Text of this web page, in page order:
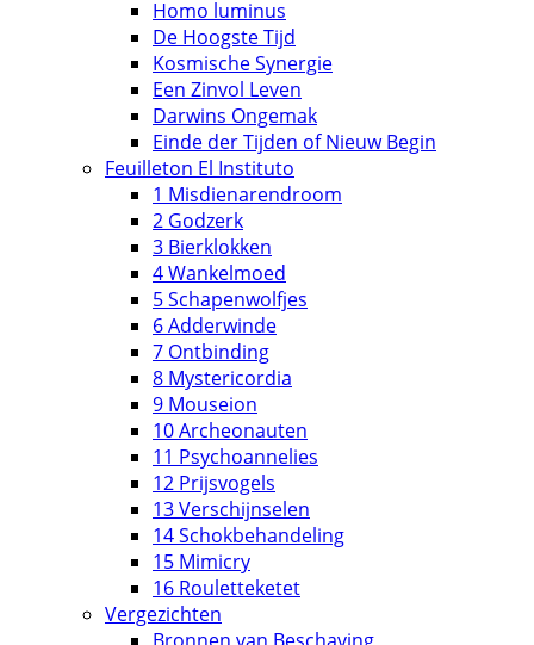
Homo luminus
De Hoogste Tijd
Kosmische Synergie
Een Zinvol Leven
Darwins Ongemak
Einde der Tijden of Nieuw Begin
Feuilleton El Instituto
1 Misdienarendroom
2 Godzerk
3 Bierklokken
4 Wankelmoed
5 Schapenwolfjes
6 Adderwinde
7 Ontbinding
8 Mystericordia
9 Mouseion
10 Archeonauten
11 Psychoannelies
12 Prijsvogels
13 Verschijnselen
14 Schokbehandeling
15 Mimicry
16 Rouletteketet
Vergezichten